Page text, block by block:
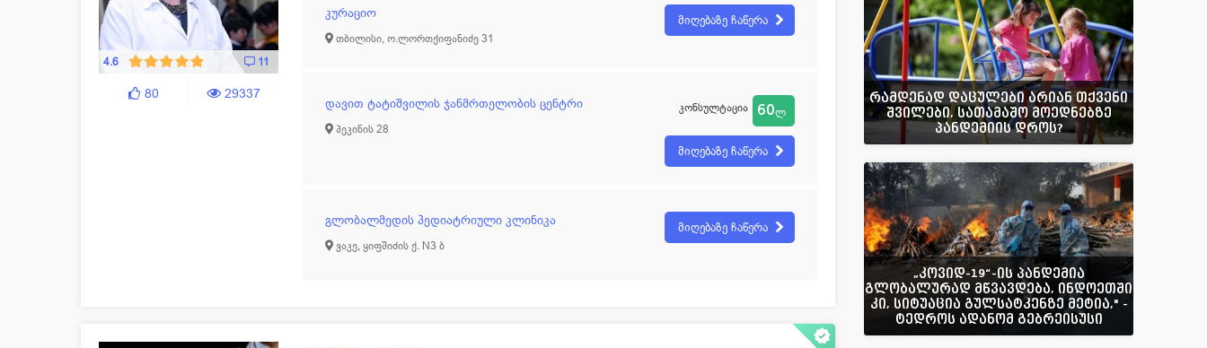
4.6 11
80 29337
კურაციო
თბილისი, ო.ლორთქიფანიძე 31
მიღებაზე ჩაწერა
დავით ტატიშვილის ჯანმრთელობის ცენტრი
პეკინის 28
კონსულტაცია 60ლ
მიღებაზე ჩაწერა
გლობალმედის პედიატრიული კლინიკა
ვაკე, ყიფშიძის ქ. N3 ბ
მიღებაზე ჩაწერა
რამდენად დაცულები არიან თქვენი
შვილები, სათამაშო მოედნებზე
პანდემიის დროს?
„კოვიდ-19“-ის პანდემია
გლობალურად მწვავდება, ინდოეთში
კი, სიტუაცია გულსატკენზე მეტია," -
ტედროს ადანომ გებრეისუსი